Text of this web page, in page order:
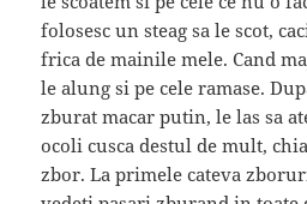
folosesc un steag sa le scot,
frica de mainile mele. Cand
le alung si pe cele ramase.
zburat macar putin, le las sa
ocoli cusca destul de mult,
zbor. La primele cateva